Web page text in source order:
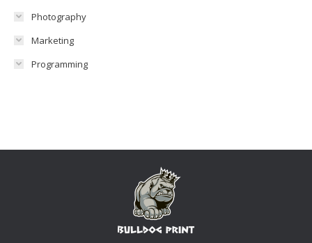
Photography
Marketing
Programming